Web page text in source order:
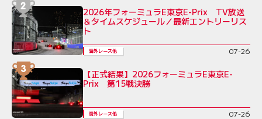
2026年フォーミュラE東京E-Prix TV放送
＆タイムスケジュール／最新エントリーリス
ト
海外レース他 07-26
【正式結果】2026フォーミュラE東京E-
Prix 第15戦決勝
海外レース他 07-26